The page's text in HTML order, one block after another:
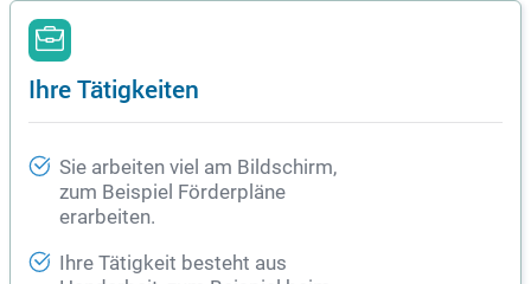
Ihre Tätigkeiten
Sie arbeiten viel am Bildschirm,
zum Beispiel Förderpläne
erarbeiten.
Ihre Tätigkeit besteht aus